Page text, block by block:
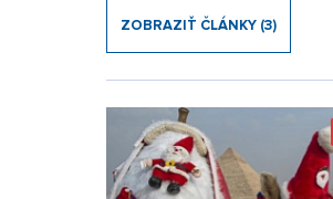
ZOBRAZIŤ ČLÁNKY (3)